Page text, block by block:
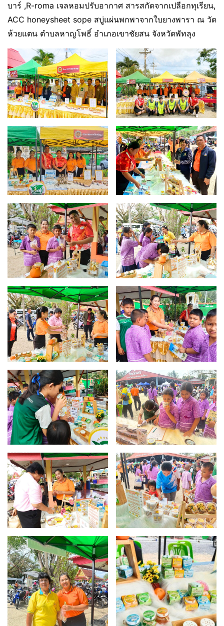
บาร์ ,R-roma เจลหอมปรับอากาศ สารสกัดจากเปลือกทุเรียน,
ACC honeysheet sope สบู่แผ่นพกพาจากใบยางพารา ณ วัด
ห้วยแตน ตำบลหาญโพธิ์ อำเภอเขาชัยสน จังหวัดพัทลุง